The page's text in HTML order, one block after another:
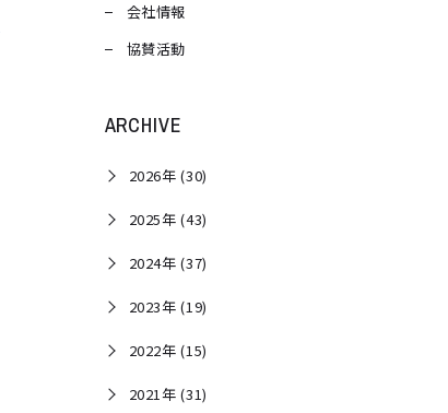
会社情報
協賛活動
ARCHIVE
2026年 (30)
2025年 (43)
2024年 (37)
2023年 (19)
2022年 (15)
2021年 (31)